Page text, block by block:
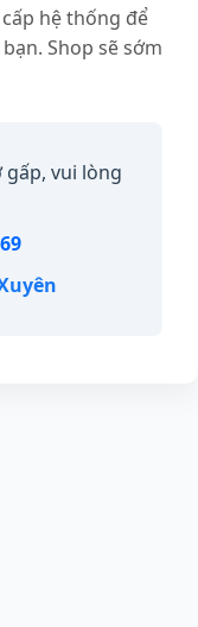
hệ thống để
Shop sẽ sớm
vui lòng